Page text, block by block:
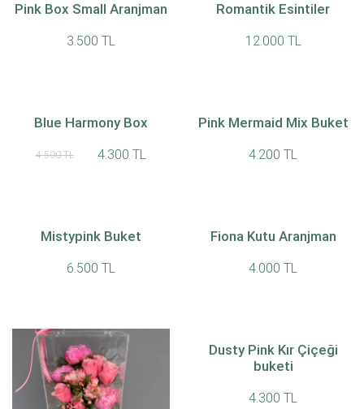
Pink Box Small Aranjman
3.500 TL
Romantik Esintiler
12.000 TL
Blue Harmony Box
4.500 TL 4.300 TL
Pink Mermaid Mix Buket
4.200 TL
Mistypink Buket
6.500 TL
Fiona Kutu Aranjman
4.000 TL
Dusty Pink Kır Çiçeği
buketi
4.300 TL